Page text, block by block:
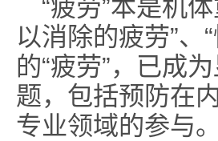
“疲劳”本是机
以消除的疲劳”、
的“疲劳”，已成
题，包括预防在
专业领域的参与。